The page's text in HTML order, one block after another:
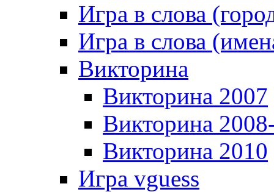
Игра в слова
Игра в слова
Викторина
Викторина 2007
Викторина
Викторина 2010
Игра vguess